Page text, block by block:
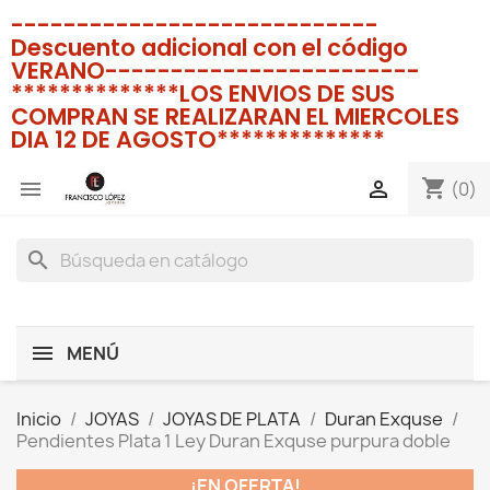
----------------------------
Descuento adicional con el código
VERANO------------------------
**************LOS ENVIOS DE SUS
COMPRAN SE REALIZARAN EL MIERCOLES
DIA 12 DE AGOSTO**************
 shopping_cart (0)

search
MENÚ
Inicio JOYAS JOYAS DE PLATA
Duran Exquse
Pendientes Plata 1 Ley Duran Exquse purpura doble